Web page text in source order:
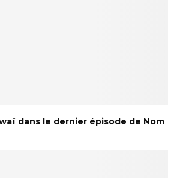
dans le dernier épisode de Nom